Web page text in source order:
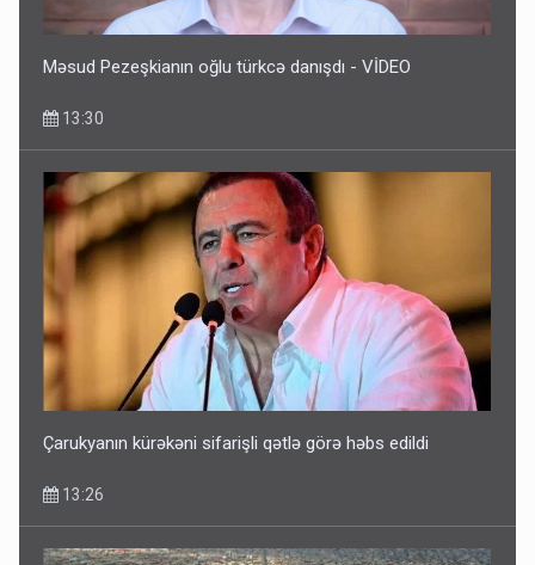
Məsud Pezeşkianın oğlu türkcə danışdı - VİDEO
13:30
Çarukyanın kürəkəni sifarişli qətlə görə həbs edildi
13:26